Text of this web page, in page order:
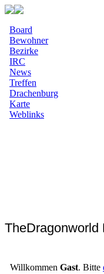
Board
Bewohner
Bezirke
IRC
News
Treffen
Drachenburg
Karte
Weblinks
TheDragonworld
Willkommen Gast. Bitte